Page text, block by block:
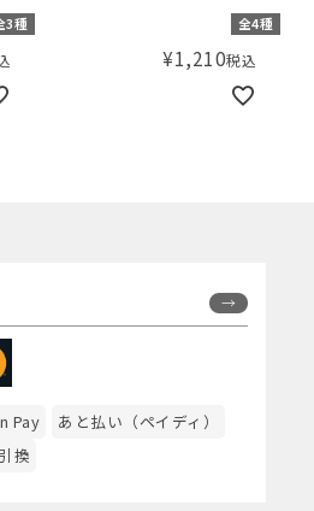
3種ックコットン紳士グラデボ
ーダークルーソックス
全4種
¥1,210税込
回
Pay
あと払い（ペイディ）
換